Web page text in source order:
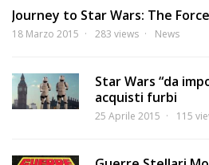
Journey to Star Wars: The
18 Marzo 2015 283 views News
Star Wars “da
acquisti furbi
25 Aprile 2015 115